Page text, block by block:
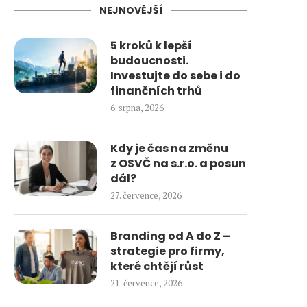
NEJNOVĚJŠÍ
5 kroků k lepší
budoucnosti.
Investujte do sebe i do
finančních trhů
6. srpna, 2026
Kdy je čas na změnu
z OSVČ na s.r.o. a posun
dál?
27. července, 2026
Branding od A do Z –
strategie pro firmy,
které chtějí růst
21. července, 2026